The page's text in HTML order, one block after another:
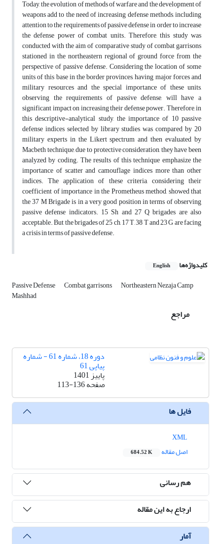
Today, the evolution of methods of warfare and the development of
weapons add to the need of increasing defense methods, including
attention to the requirements of passive defense in order to increase
the defense power of combat units. Therefore, this study was
conducted with the aim of comparative study of combat garrisons
stationed in the northeastern regional of ground force from the
perspective of passive defense. Considering the location of some
units of this base in the border provinces, having major forces and
military resources and the special importance of these units,
observing the requirements of passive defense, will have a
significant impact on increasing their defense power. Therefore, in
this descriptive-analytical study, the importance of 10 passive
defense indices selected by library studies was compared by 20
military experts in the Likert spectrum and then evaluated by
Macbeth technique, due to protective consideration, they have been
analyzed by coding. The results of this technique emphasize the
importance of scatter and camouflage indices more than other
indices. The application of these criteria, considering their
coefficient of importance in the Prometheus method, showed that
the 37 M Brigade is in a very good position in terms of observing
passive defense indicators. 15 Sh and 27 Q brigades are also
acceptable. But the brigades of 25 ch, 17 T, 38 T and 23 G are facing
a crisis in terms of passive defense.
کلیدواژه‌ها English
Passive Defense Combat garrisons Northeastern Nezaja Camp
Mashhad
مراجع
دوره 18، شماره 61 - شماره
پیاپی 61
پاییز 1401
صفحه113-136
فایل ها
اصل مقاله
684.52 K
هم رسانی
ارجاع به این مقاله
آمار